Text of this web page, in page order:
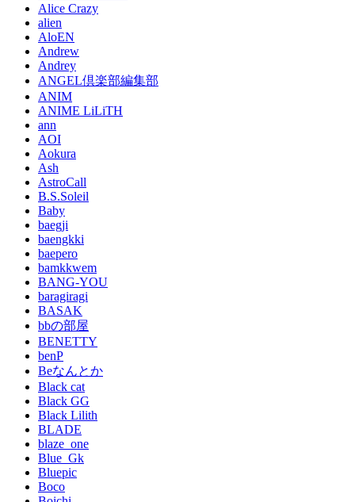
Alice Crazy
alien
AloEN
Andrew
Andrey
ANGEL倶楽部編集部
ANIM
ANIME LiLiTH
ann
AOI
Aokura
Ash
AstroCall
B.S.Soleil
Baby
baegji
baengkki
baepero
bamkkwem
BANG-YOU
baragiragi
BASAK
bbの部屋
BENETTY
benP
Beなんとか
Black cat
Black GG
Black Lilith
BLADE
blaze_one
Blue_Gk
Bluepic
Boco